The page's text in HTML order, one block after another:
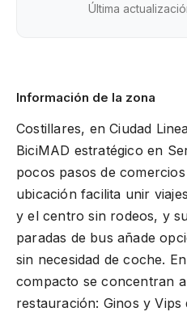
Última
Información de la zona
Costillares, en Ciudad
BiciMAD estratégico en
pocos pasos de
ubicación facilita unir
y el centro sin rodeos, y
paradas de bus añade
sin necesidad de coche.
compacto se concentran
restauración: Ginos y